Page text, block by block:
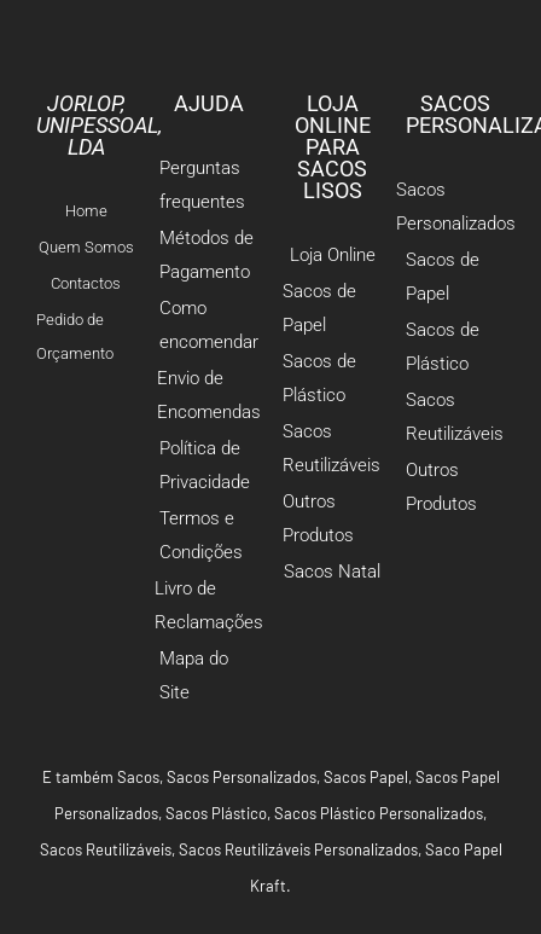
JORLOP,
UNIPESSOAL,
LDA
Home
Quem Somos
Contactos
Pedido de
Orçamento
AJUDA
Perguntas
frequentes
Métodos de
Pagamento
Como
encomendar
Envio de
Encomendas
Política de
Privacidade
Termos e
Condições
Livro de
Reclamações
Mapa do
Site
LOJA
ONLINE
PARA
SACOS
LISOS
Loja Online
Sacos de
Papel
Sacos de
Plástico
Sacos
Reutilizáveis
Outros
Produtos
Sacos Natal
SACOS
Sacos
Personalizados
Sacos de
Papel
Sacos de
Plástico
Sacos
Reutilizáveis
Outros
Produtos
E também Sacos,Sacos Personalizados,Sacos Papel,Sacos Papel
Personalizados,Sacos Plástico,Sacos Plástico Personalizados,
Sacos Reutilizáveis,Sacos Reutilizáveis Personalizados,Saco Papel
Kraft.